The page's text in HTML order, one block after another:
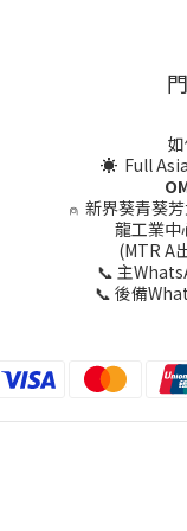
☀ Full
⍝ 新界葵青葵
龍工業中
(MTR A
📞 主
📞 後備